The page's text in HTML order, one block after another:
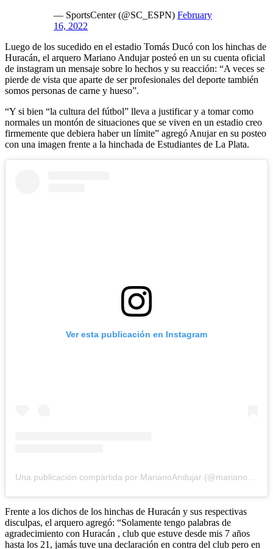
— SportsCenter (@SC_ESPN) February
16, 2022
Luego de los sucedido en el estadio Tomás Ducó con los hinchas de
Huracán, el arquero Mariano Andujar posteó en un su cuenta oficial
de instagram un mensaje sobre lo hechos y su reacción: “A veces se
pierde de vista que aparte de ser profesionales del deporte también
somos personas de carne y hueso”.
“Y si bien “la cultura del fútbol” lleva a justificar y a tomar como
normales un montón de situaciones que se viven en un estadio creo
firmemente que debiera haber un límite” agregó Anujar en su posteo
con una imagen frente a la hinchada de Estudiantes de La Plata.
Ver esta publicación en Instagram
Frente a los dichos de los hinchas de Huracán y sus respectivas
disculpas, el arquero agregó: “Solamente tengo palabras de
agradecimiento con Huracán , club que estuve desde mis 7 años
hasta los 21, jamás tuve una declaración en contra del club pero en